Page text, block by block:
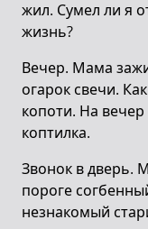
жил. Сумел ли я
жизнь?
Вечер. Мама
огарок свечи.
копоти. На
коптилка.
Звонок в дверь.
пороге
незнакомый